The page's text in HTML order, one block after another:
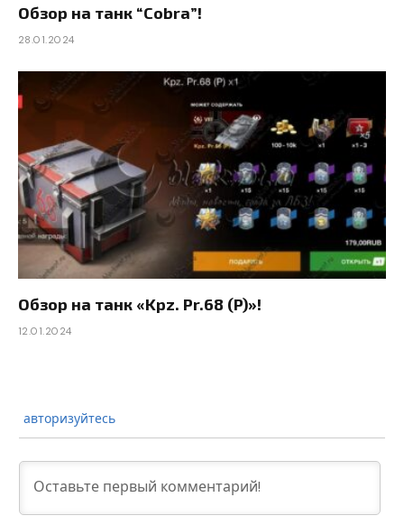
Обзор на танк “Cobra”!
28.01.2024
Обзор на танк «Kpz. Pr.68 (P)»!
12.01.2024
авторизуйтесь